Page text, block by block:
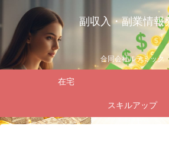
副収入・副業情報
合同会社ルテミック
在宅
スキルアップ